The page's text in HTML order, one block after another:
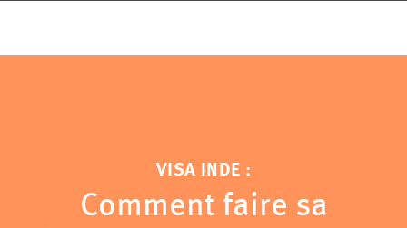
VISA INDE :
Comment faire sa